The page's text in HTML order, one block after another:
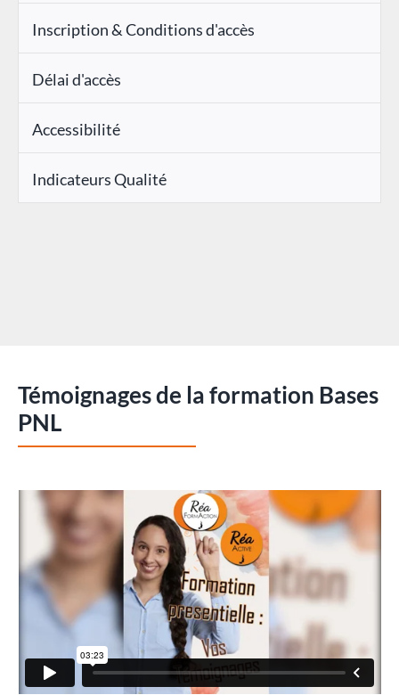
Inscription & Conditions d'accès
Délai d'accès
Accessibilité
Indicateurs Qualité
Témoignages de la formation Bases
PNL